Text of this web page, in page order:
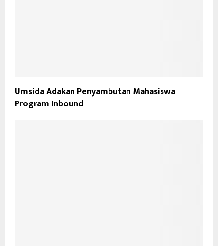
Umsida Adakan Penyambutan Mahasiswa
Program Inbound